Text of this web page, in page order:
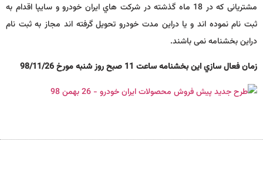
مشتریانی که در 18 ماه گذشته در شرکت هاي ایران خودرو و سایپا اقدام به
ثبت نام نموده اند و یا دراین مدت خودرو تحویل گرفته اند مجاز به ثبت نام
دراین بخشنامه نمی باشند.
زمان فعال سازي این بخشنامه ساعت 11 صبح روز شنبه مورخ 98/11/26